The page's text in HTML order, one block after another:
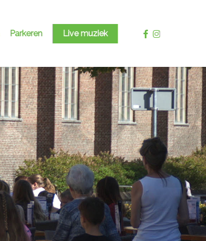
Parkeren Live muziek facebook
instagram